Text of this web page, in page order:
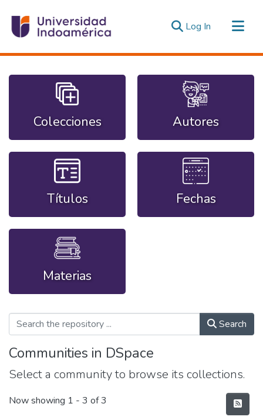
Log In (current)
All of DSpace
Estadísticas Externas
Colecciones Autores
Títulos Fechas
Materias
Search
Communities in DSpace
Select a community to browse its collections.
Now showing 1 - 3 of 3